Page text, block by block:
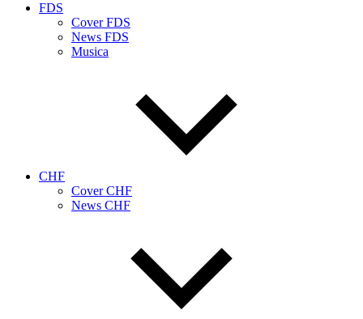
FDS
Cover FDS
News FDS
Musica
CHF
Cover CHF
News CHF